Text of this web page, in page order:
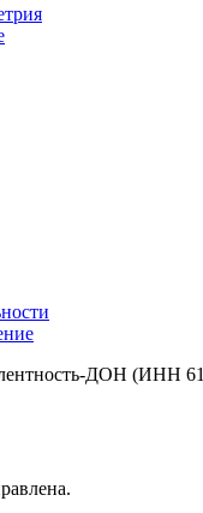
ДОН (ИНН